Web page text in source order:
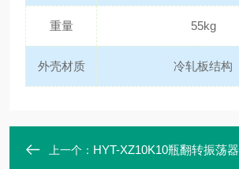
重量 55kg
外壳材质 冷轧板结构
上一个： HYT-XZ10K10瓶翻转振荡器